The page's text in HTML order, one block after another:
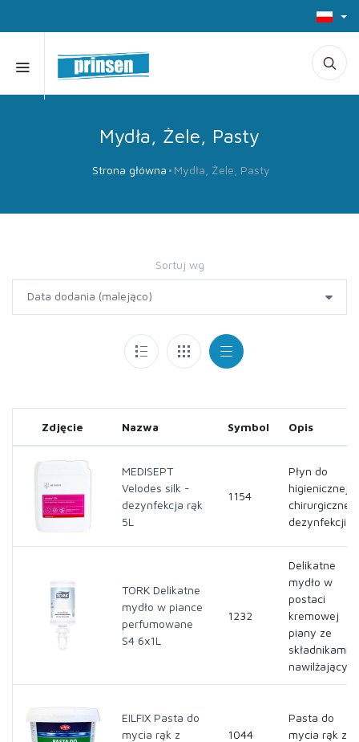
Mydła, Żele, Pasty
Strona główna Mydła, Żele, Pasty
Sortuj wg
Zdjęcie Nazwa Symbol Opis
MEDISEPT
Velodes silk -
dezynfekcja rąk
5L
1154
Płyn do
higienicznej i
chirurgicznej
dezynfekcji
TORK Delikatne
mydło w piance
perfumowane
S4 6x1L
1232
Delikatne
mydło w
postaci
kremowej
piany ze
składnikami
nawilżającymi
EILFIX Pasta do
mycia rąk z
1044
Pasta do
mycia rąk z